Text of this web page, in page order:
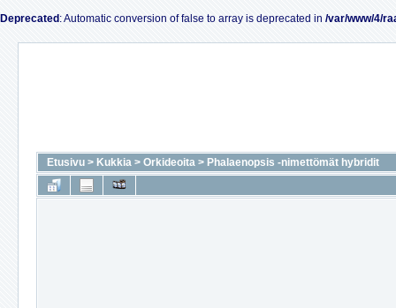
Deprecated : Automatic conversion of false to array is deprecated in /var/www/4/
Etusivu > Kukkia > Orkideoita > Phalaenopsis -nimettömät hybridit